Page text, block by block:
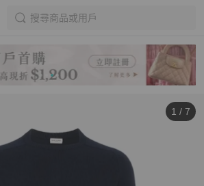
搜尋商品或用戶
1 / 7